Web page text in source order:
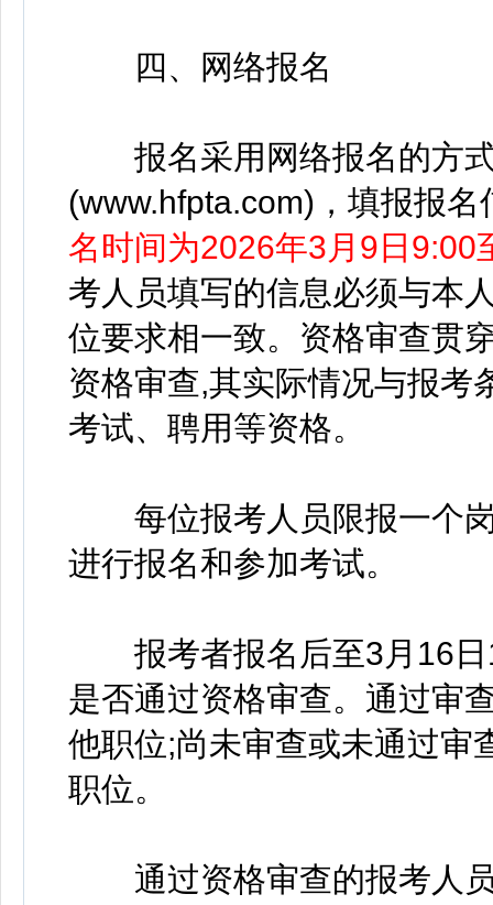
四、网络报名
报名采用网络报名的方式
(www.hfpta.com)，填报报名
名时间为2026年3月9日9:00
考人员填写的信息必须与本
位要求相一致。资格审查贯
资格审查,其实际情况与报考
考试、聘用等资格。
每位报考人员限报一个岗
进行报名和参加考试。
报考者报名后至3月16日
是否通过资格审查。通过审
他职位;尚未审查或未通过审
职位。
通过资格审查的报考人员